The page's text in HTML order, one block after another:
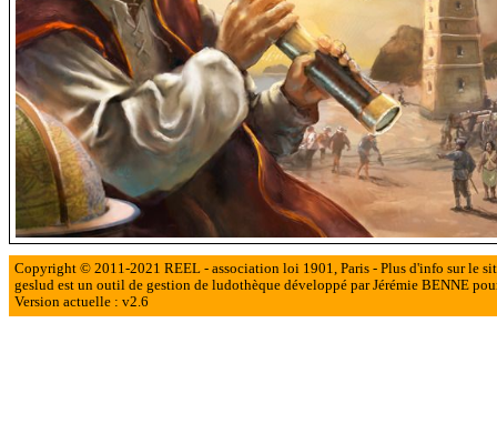
Copyright © 2011-2021 REEL - association loi 1901, Paris - Plus d'info sur le
geslud est un outil de gestion de ludothèque développé par Jérémie BENNE
Version actuelle : v2.6